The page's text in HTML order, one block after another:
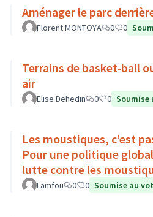
Aménager le parc
Florent MONTOYA 0 0
Terrains de basket-ball
air
Elise Dehedin 0 0 Soumise
Les moustiques, c’est
Pour une politique
lutte contre les
Lamfou 0 0 Soumise au